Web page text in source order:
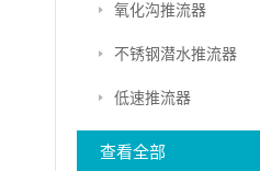
氧化沟推流器
不锈钢潜水推流器
低速推流器
查看全部